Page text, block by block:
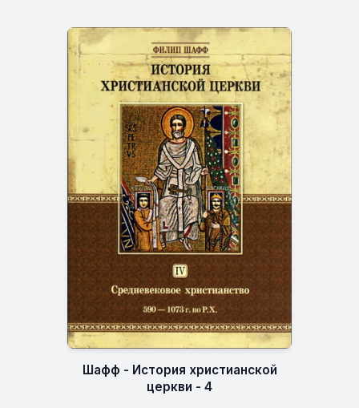
Шафф - История христианской
церкви - 4